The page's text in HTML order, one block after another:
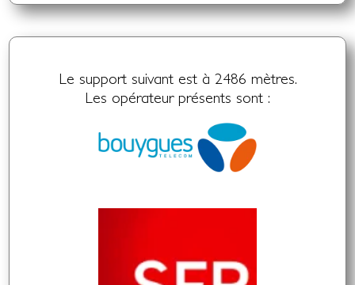
Le support suivant est à 2486 mètres.
Les opérateur présents sont :